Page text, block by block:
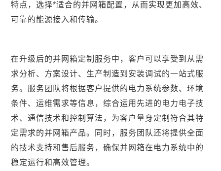
特点，选择*适合的并网箱配置，从而实现更加高效、
可靠的能源接入和传输。
在升级后的并网箱定制服务中，客户可以享受到从需
求分析、方案设计、生产制造到安装调试的一站式服
务。服务团队将根据客户提供的电力系统参数、环境
条件、运维需求等信息，综合运用先进的电力电子技
术、通信技术和控制算法，为客户量身定制符合其特
定需求的并网箱产品。同时，服务团队还将提供全面
的技术支持和售后服务，确保并网箱在电力系统中的
稳定运行和高效管理。